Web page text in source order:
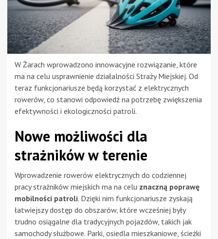
W Żarach wprowadzono innowacyjne rozwiązanie, które
ma na celu usprawnienie działalności Straży Miejskiej. Od
teraz funkcjonariusze będą korzystać z elektrycznych
rowerów, co stanowi odpowiedź na potrzebę zwiększenia
efektywności i ekologiczności patroli.
Nowe możliwości dla
strażników w terenie
Wprowadzenie rowerów elektrycznych do codziennej
pracy strażników miejskich ma na celu znaczną poprawę
mobilności patroli. Dzięki nim funkcjonariusze zyskają
łatwiejszy dostęp do obszarów, które wcześniej były
trudno osiągalne dla tradycyjnych pojazdów, takich jak
samochody służbowe. Parki, osiedla mieszkaniowe, ścieżki